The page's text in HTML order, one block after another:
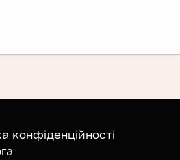
конфіденційності